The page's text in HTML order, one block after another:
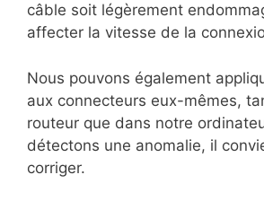
câble soit légèrement
affecter la vitesse de la
Nous pouvons également
aux connecteurs eux-mêmes,
routeur que dans notre
détectons une anomalie, il
corriger.